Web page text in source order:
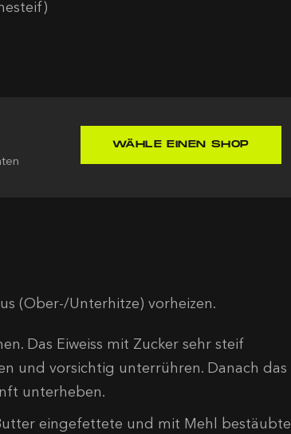
WÄHLE EINEN SHOP
(Ober-/Unterhitze) vorheizen.
Das Eiweiss mit Zucker sehr steif
und vorsichtig unterrühren. Danach das
unterheben.
eingefettete und mit Mehl bestäubte